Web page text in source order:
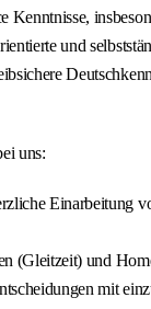
Kenntnisse,
und
uns:
Einarbeitung
(Gleitzeit) und
mit